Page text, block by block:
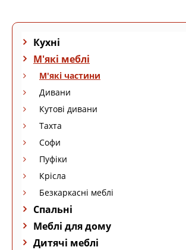
Кухні
М'які меблі
М'які частини
Дивани
Кутові дивани
Тахта
Софи
Пуфіки
Крісла
Безкаркасні меблі
Спальні
Меблі для дому
Дитячі меблі